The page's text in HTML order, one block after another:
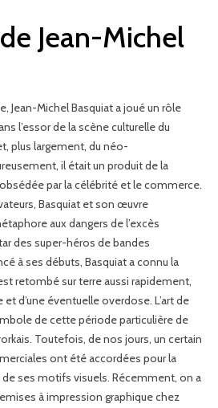
Jean-Michel
Jean-Michel Basquiat a joué un rôle
l’essor de la scène culturelle du
plus largement, du néo-
il était un produit de la
par la célébrité et le commerce.
Basquiat et son œuvre
aux dangers de l’excès
des super-héros de bandes
à ses débuts, Basquiat a connu la
retombé sur terre aussi rapidement,
d’une éventuelle overdose. L’art de
de cette période particulière de
Toutefois, de nos jours, un certain
ont été accordées pour la
ses motifs visuels. Récemment, on a
à impression graphique chez